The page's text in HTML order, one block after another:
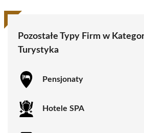
Pozostałe Typy Firm w
Turystyka
Pensjonaty
Hotele SPA